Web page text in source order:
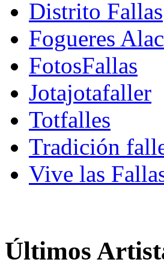
Distrito Fallas
Fogueres
FotosFallas
Jotajotafaller
Totfalles
Tradición
Vive las
Últimos